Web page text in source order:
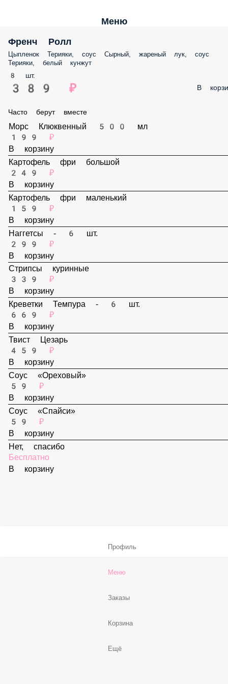
Меню
Френч Ролл
Цыпленок Терияки, соус Сырный, жареный лук, соус Терияки, белый
кунжут
8 шт.
389 ₽ В
Часто берут вместе
Морс Клюквенный 500 мл
199 ₽
В корзину
Картофель фри большой
249 ₽
В корзину
Картофель фри маленький
159 ₽
В корзину
Наггетсы - 6 шт.
299 ₽
В корзину
Стрипсы куринные
339 ₽
В корзину
Креветки Темпура - 6 шт.
669 ₽
В корзину
Твист Цезарь
459 ₽
В корзину
Соус «Ореховый»
59 ₽
В корзину
Профиль